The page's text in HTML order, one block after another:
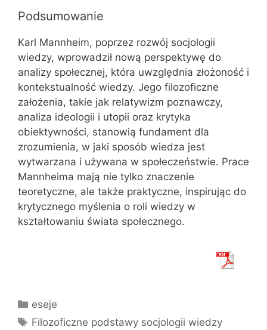
Podsumowanie
Karl Mannheim, poprzez rozwój socjologii
wiedzy, wprowadził nową perspektywę do
analizy społecznej, która uwzględnia złożoność i
kontekstualność wiedzy. Jego filozoficzne
założenia, takie jak relatywizm poznawczy,
analiza ideologii i utopii oraz krytyka
obiektywności, stanowią fundament dla
zrozumienia, w jaki sposób wiedza jest
wytwarzana i używana w społeczeństwie. Prace
Mannheima mają nie tylko znaczenie
teoretyczne, ale także praktyczne, inspirując do
krytycznego myślenia o roli wiedzy w
kształtowaniu świata społecznego.
Kategorie
eseje
Tagi
Filozoficzne podstawy socjologii wiedzy